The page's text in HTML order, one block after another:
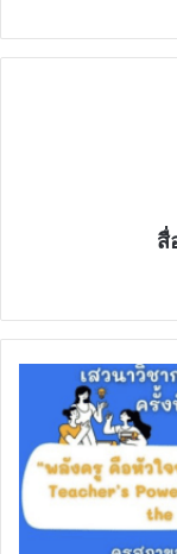
สื่
ทะเบียน
ด่วน...
คุรุ
สภา
ขอ
เชิญ